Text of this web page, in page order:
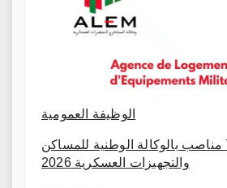
الوظيفة العمومية
مباراة توظيف 7 مناصب بالوكالة الوطنية للمساكن
والتجهيزات العسكرية 2026